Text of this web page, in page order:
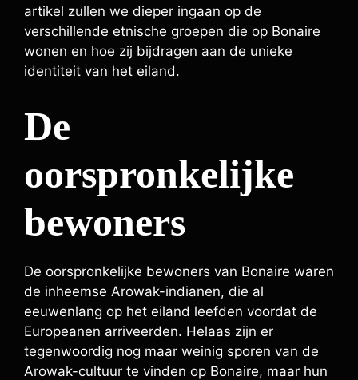
artikel zullen we dieper ingaan op de
verschillende etnische groepen die op Bonaire
wonen en hoe zij bijdragen aan de unieke
identiteit van het eiland.
De
oorspronkelijke
bewoners
De oorspronkelijke bewoners van Bonaire waren
de inheemse Arowak-indianen, die al
eeuwenlang op het eiland leefden voordat de
Europeanen arriveerden. Helaas zijn er
tegenwoordig nog maar weinig sporen van de
Arowak-cultuur te vinden op Bonaire, maar hun